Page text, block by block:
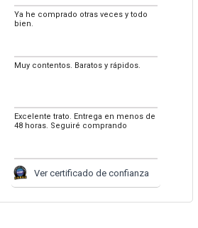
Ya he comprado otras veces y todo
bien.
Muy contentos. Baratos y rápidos.
Excelente trato. Entrega en menos de
48 horas. Seguiré comprando
Ver certificado de confianza